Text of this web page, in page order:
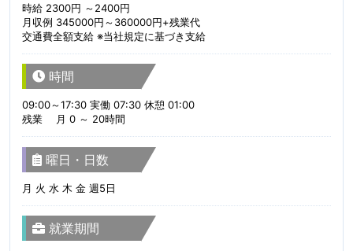
時給 2300円 ～2400円
月収例 345000円～360000円+残業代
交通費全額支給 ※当社規定に基づき支給
時間
09:00～17:30 実働 07:30 休憩 01:00
残業 月 0 ～ 20時間
曜日・日数
月 火 水 木 金 週5日
就業期間